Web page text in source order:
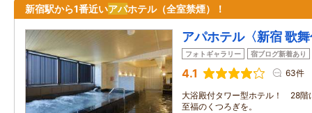
新宿駅から1番近いアパホテル（全室禁煙）！
アパホテル〈新宿 歌
フォトギャラリー 宿ブログ新着あり
4.1 63件
大浴殿付タワー型ホテル！ 28階
至福のくつろぎを。